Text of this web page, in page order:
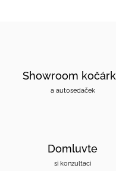
Showroom
a autosedaček
Domluvte
si konzultaci